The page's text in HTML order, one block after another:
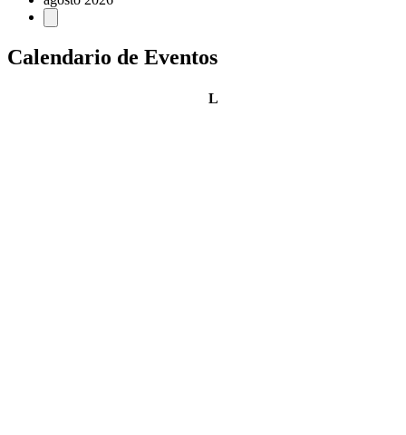
Calendario de Eventos
Llunes